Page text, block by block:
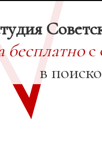
бесплатнос
в